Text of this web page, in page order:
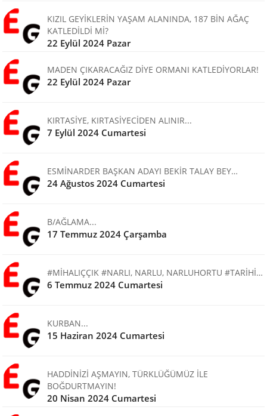
KIZIL GEYİKLERİN YAŞAM ALANINDA, 187 BİN AĞAÇ
KATLEDİLDİ Mİ?
22 Eylül 2024 Pazar
MADEN ÇIKARACAĞIZ DİYE ORMANI KATLEDİYORLAR!
22 Eylül 2024 Pazar
KIRTASİYE, KIRTASİYECİDEN ALINIR...
7 Eylül 2024 Cumartesi
ESMİNARDER BAŞKAN ADAYI BEKİR TALAY BEY…
24 Ağustos 2024 Cumartesi
B/AĞLAMA...
17 Temmuz 2024 Çarşamba
#MİHALIÇÇIK #NARLI, NARLU, NARLUHORTU #TARİHİ…
6 Temmuz 2024 Cumartesi
KURBAN...
15 Haziran 2024 Cumartesi
HADDİNİZİ AŞMAYIN, TÜRKLÜĞÜMÜZ İLE
BOĞDURTMAYIN!
20 Nisan 2024 Cumartesi